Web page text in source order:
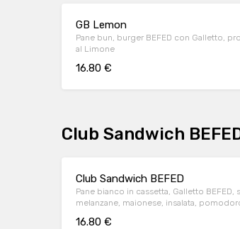
GB Lemon
Pane bun, burger BEFED con Galletto,
al Limone
16.80 €
Club Sandwich
Club Sandwich BEFED
Pane bianco in cassetta, Galletto
melanzane, maionese, insalata,
16.80 €